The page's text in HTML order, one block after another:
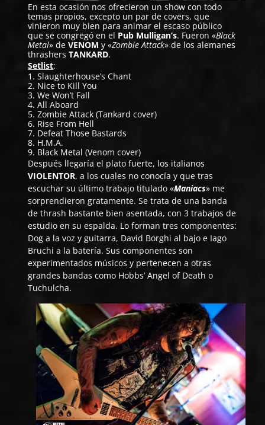
En esta ocasión nos ofrecieron un show con todo
temas propios, excepto un par de covers, que
vinieron muy bien para animar el escaso público
que se congregó en el Pub Mulligan’s. Fueron «Black
Metal» deVENOMy «Zombie Attack» de los alemanes
thrashersTANKARD.
Setlist:
1. Slaughterhouse’s Chant
2. Nice to Kill You
3. We Won’t Fall
4. All Aboard
5. Zombie Attack (Tankard cover)
6. Rise From Hell
7. Defeat Those Bastards
8. H.M.A.
9. Black Metal (Venom cover)
Después llegaría el plato fuerte, los italianos
VIOLENTOR, a los cuales no conocía y que tras
escuchar su último trabajo titulado «Maniacs» me
sorprendieron gratamente. Se trata de una banda
de thrash bastante bien asentada, con 3 trabajos de
estudio en su espalda. Lo forman tres componentes:
Dog a la voz y guitarra, David Borghi al bajo e Iago
Bruchi a la batería. Sus componentes son
experimentados músicos y pertenecen a otras
grandes bandas como Hobbs’ Angel of Death o
Tuchulcha.